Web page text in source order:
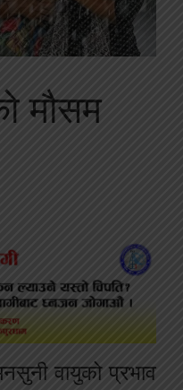
मौसम
वायुको प्रभाव